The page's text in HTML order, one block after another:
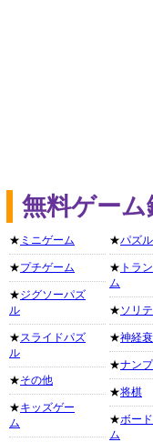
無料ゲー
★ ミニゲーム
★プチゲーム
★ジグソーパズ
ル
★スライドパズ
ル
★その他
★キッズゲー
ム
★パズル
★ トラ
ム
★ソリ
★神経
★ナン
★将棋
★ボー
ム